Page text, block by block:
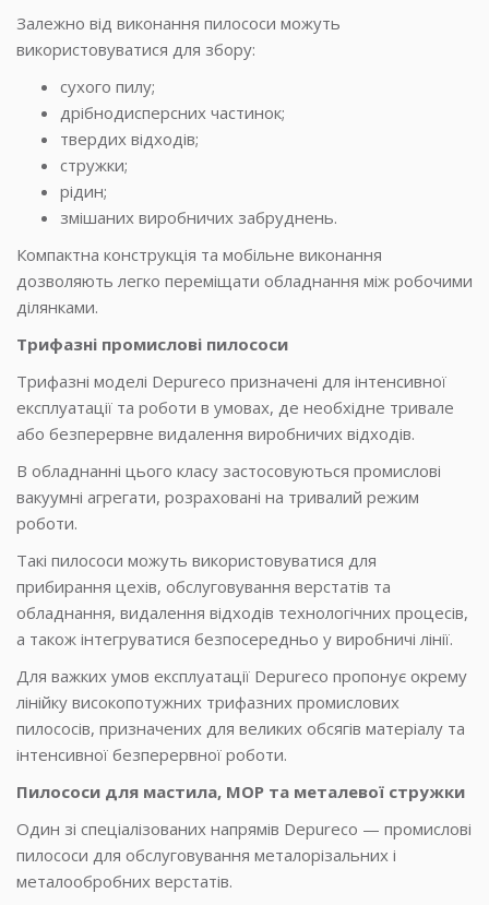
Залежно від виконання пилососи можуть
використовуватися для збору:
сухого пилу;
дрібнодисперсних частинок;
твердих відходів;
стружки;
рідин;
змішаних виробничих забруднень.
Компактна конструкція та мобільне виконання
дозволяють легко переміщати обладнання між робочими
ділянками.
Трифазні промислові пилососи
Трифазні моделі Depureco призначені для інтенсивної
експлуатації та роботи в умовах, де необхідне тривале
або безперервне видалення виробничих відходів.
В обладнанні цього класу застосовуються промислові
вакуумні агрегати, розраховані на тривалий режим
роботи.
Такі пилососи можуть використовуватися для
прибирання цехів, обслуговування верстатів та
обладнання, видалення відходів технологічних процесів,
а також інтегруватися безпосередньо у виробничі лінії.
Для важких умов експлуатації Depureco пропонує окрему
лінійку високопотужних трифазних промислових
пилососів, призначених для великих обсягів матеріалу та
інтенсивної безперервної роботи.
Пилососи для мастила, МОР та металевої стружки
Один зі спеціалізованих напрямів Depureco — промислові
пилососи для обслуговування металорізальних і
металообробних верстатів.